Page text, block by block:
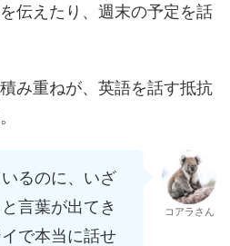
伝えたり、週末の予定を話
み重ねが、英語を話す抵抗
るのに、いざ
言葉が出てき
で本当に話せ
コアラさん